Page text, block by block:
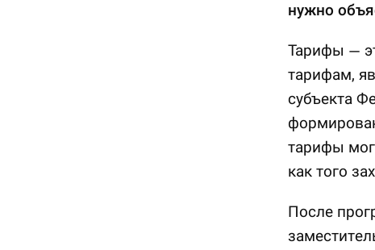
нужно
Тарифы —
тарифам,
субъекта
тарифы
как того
После